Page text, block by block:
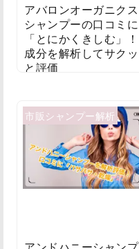
アバロンオーガニクス
シャンプーの口コミに
「とにかくきしむ」！
成分を解析してサクッ
と評価
市販シャンプー解析